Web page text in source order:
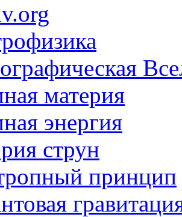
материя
энергия
струн
принцип